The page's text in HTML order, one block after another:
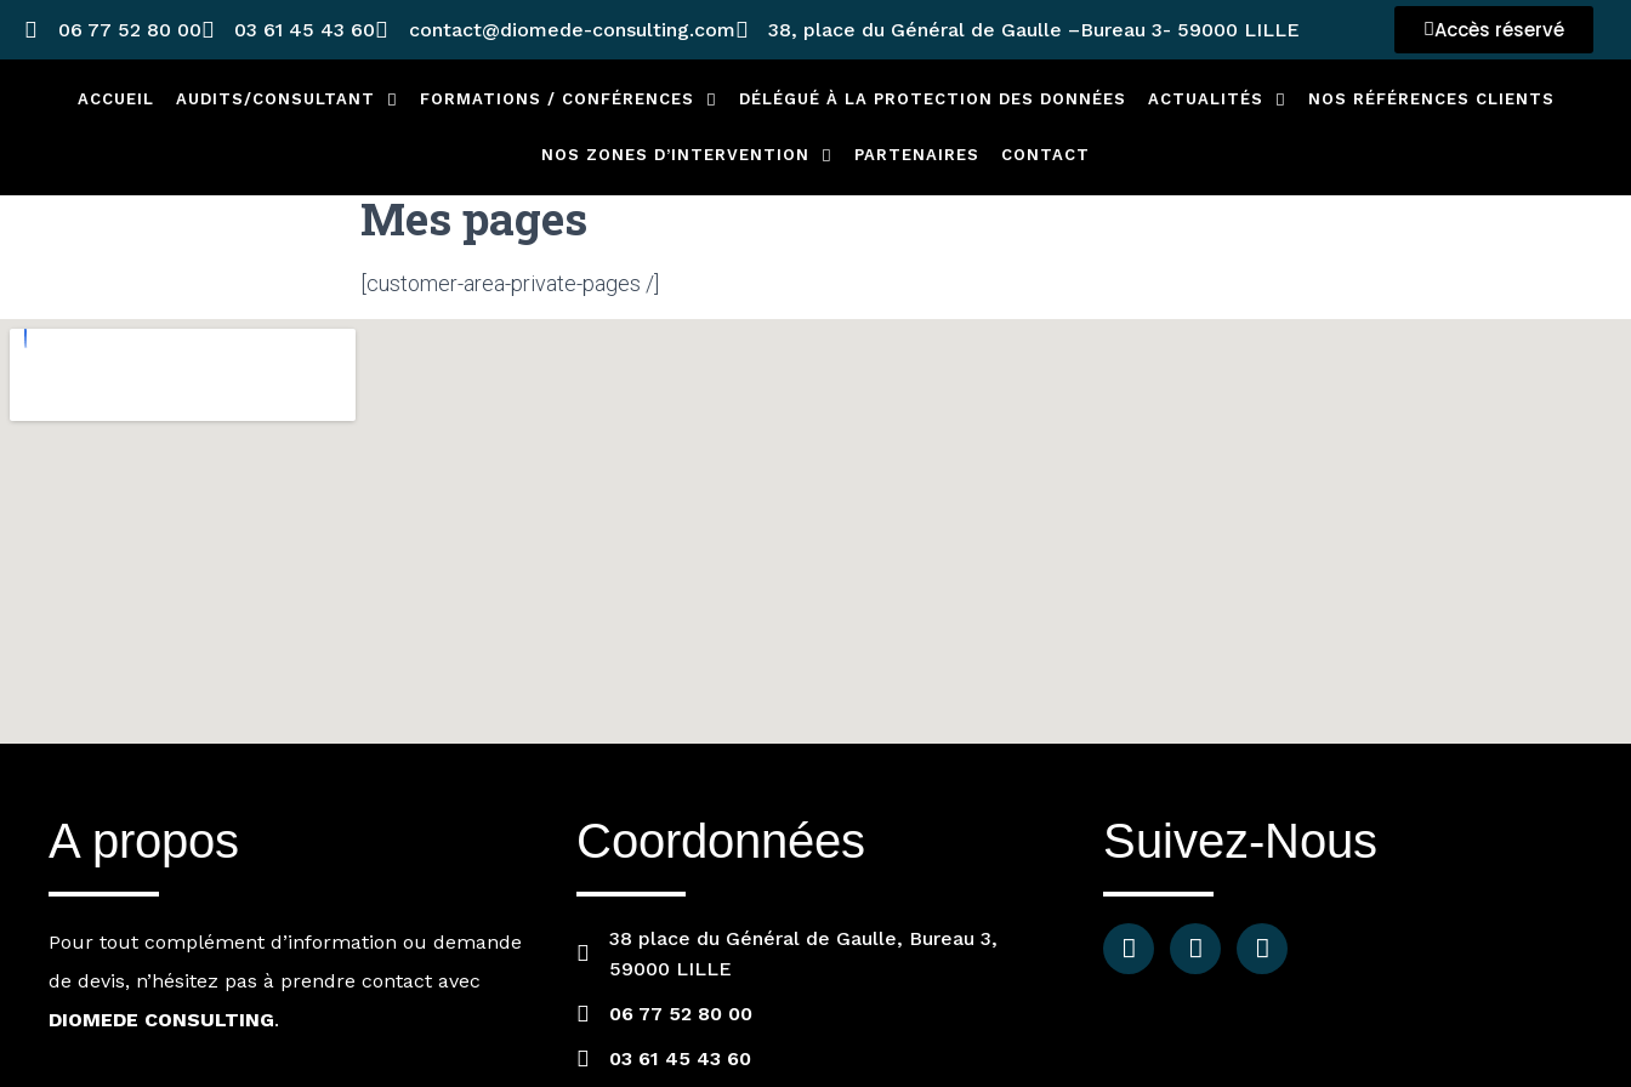
06 77 52 80 00 03 61 45 43 60 contact@diomede-consulting.com 38, place du Général de Gaulle –Bureau 3- 59000 LILLE Accès réservé
ACCUEIL AUDITS/CONSULTANT FORMATIONS / CONFÉRENCES DÉLÉGUÉ À LA PROTECTION DES DONNÉES ACTUALITÉS NOS RÉFÉRENCES CLIENTS
NOS ZONES D’INTERVENTION PARTENAIRES CONTACT
Mes pages
[customer-area-private-pages /]
A propos
Pour tout complément d’information ou demande
de devis, n’hésitez pas à prendre contact avec
DIOMEDE CONSULTING.
Coordonnées
38 place du Général de Gaulle, Bureau 3,
59000 LILLE
06 77 52 80 00
03 61 45 43 60
Suivez-Nous